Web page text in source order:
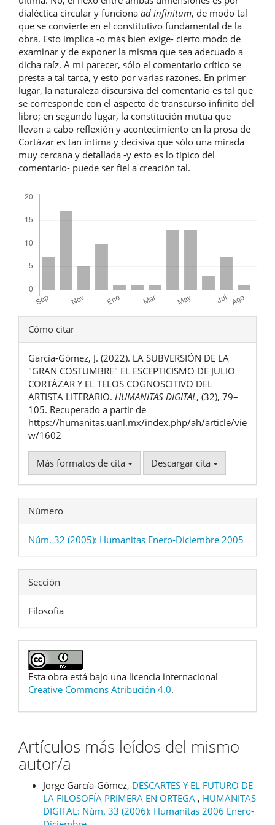
dialéctica circular y funciona ad infinitum, de modo tal
que se convierte en el constitutivo fundamental de la
obra. Esto implica -o más bien exige- cierto modo de
examinar y de exponer la misma que sea adecuado a
dicha raíz. A mi parecer, sólo el comentario crítico se
presta a tal tarca, y esto por varias razones. En primer
lugar, la naturaleza discursiva del comentario es tal que
se corresponde con el aspecto de transcurso infinito del
libro; en segundo lugar, la constitución mutua que
llevan a cabo reflexión y acontecimiento en la prosa de
Cortázar es tan íntima y decisiva que sólo una mirada
muy cercana y detallada -y esto es lo típico del
comentario- puede ser fiel a creación tal.
Detalles
del
artículo
Cómo citar
García-Gómez, J. (2022). LA SUBVERSIÓN DE LA
"GRAN COSTUMBRE" EL ESCEPTICISMO DE JULIO
CORTÁZAR Y EL TELOS COGNOSCITIVO DEL
ARTISTA LITERARIO. HUMANITAS DIGITAL, (32), 79–
105. Recuperado a partir de
https://humanitas.uanl.mx/index.php/ah/article/vie
w/1602
Más formatos de cita Descargar cita
Número
Núm. 32 (2005): Humanitas Enero-Diciembre 2005
Sección
Filosofía
Esta obra está bajo una licencia internacional
Creative Commons Atribución 4.0.
Artículos más leídos del mismo
autor/a
Jorge García-Gómez, DESCARTES Y EL FUTURO DE
LA FILOSOFÍA PRIMERA EN ORTEGA , HUMANITAS
DIGITAL: Núm. 33 (2006): Humanitas 2006 Enero-